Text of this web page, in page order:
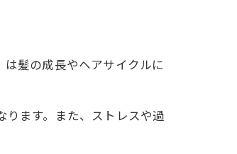
髪の成長やヘアサイクルに
ます。また、ストレスや過